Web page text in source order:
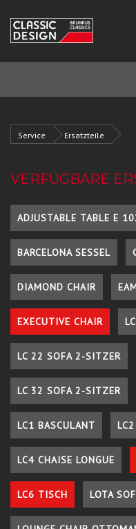
Service Ersatzteile
VERFÜGBARE
ADJUSTABLE TABLE E
BARCELONA SESSEL
DIAMOND CHAIR
EXECUTIVE CHAIR
LC 22 SOFA 2-SITZER
LC 32 SOFA 2-SITZER
LC1 BASCULANT
LC4 CHAISE LONGUE
LC6 TISCH LOTA